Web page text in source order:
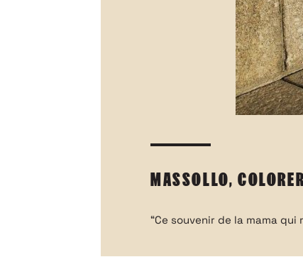
MASSOLLO,
“Ce souvenir de la mama